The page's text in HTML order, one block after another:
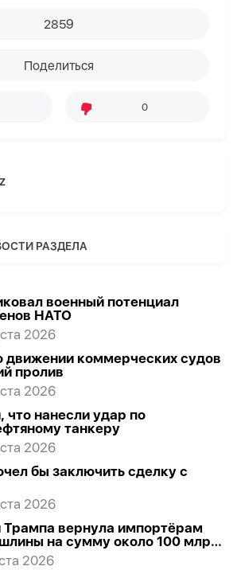
2859
Поделиться
0
РАЗДЕЛА
военный потенциал
НАТО
2026
движении коммерческих судов
пролив
2026
что нанесли удар по
танкеру
2026
бы заключить сделку с
2026
вернула импортёрам
на сумму около 100 млрд
2026